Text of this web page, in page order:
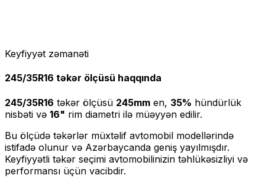
Keyfiyyət zəmanəti
245/35R16 təkər ölçüsü haqqında
245/35R16 təkər ölçüsü 245mm en, 35% hündürlük
nisbəti və 16" rim diametri ilə müəyyən edilir.
Bu ölçüdə təkərlər müxtəlif avtomobil modellərində
istifadə olunur və Azərbaycanda geniş yayılmışdır.
Keyfiyyətli təkər seçimi avtomobilinizin təhlükəsizliyi və
performansı üçün vacibdir.